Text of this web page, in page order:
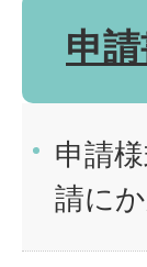
申
申請
請に